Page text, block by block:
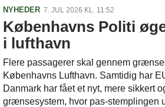
NYHEDER 7. JUL 2026 KL. 11:52
Københavns Politi
i lufthavn
Flere passagerer skal gennem
Københavns Lufthavn. Samtidig har
Danmark har fået et nyt, mere sikkert
grænsesystem, hvor pas-stemplingen